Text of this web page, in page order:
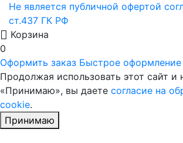
Не является публичной офертой
ст.437 ГК РФ
Корзина
0
Оформить заказ Быстрое оформление
Продолжая использовать этот сайт и
«Принимаю», вы даете согласие на
cookie.
Принимаю